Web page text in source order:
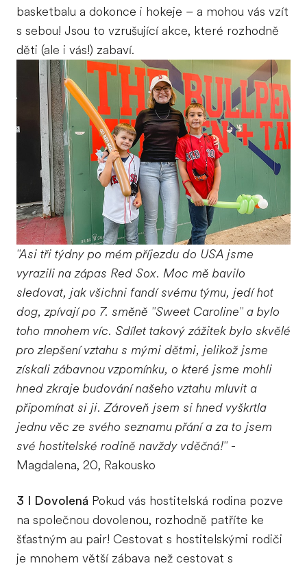
basketbalu a dokonce i hokeje – a mohou vás vzít
s sebou! Jsou to vzrušující akce, které rozhodně
děti (ale i vás!) zabaví.
"Asi tři týdny po mém příjezdu do USA jsme
vyrazili na zápas Red Sox. Moc mě bavilo
sledovat, jak všichni fandí svému týmu, jedí hot
dog, zpívají po 7. směně "Sweet Caroline" a bylo
toho mnohem víc. Sdílet takový zážitek bylo skvělé
pro zlepšení vztahu s mými dětmi, jelikož jsme
získali zábavnou vzpomínku, o které jsme mohli
hned zkraje budování našeho vztahu mluvit a
připomínat si ji. Zároveň jsem si hned vyškrtla
jednu věc ze svého seznamu přání a za to jsem
své hostitelské rodině navždy vděčná!" -
Magdalena, 20, Rakousko
3 I Dovolená Pokud vás hostitelská rodina pozve
na společnou dovolenou, rozhodně patříte ke
šťastným au pair! Cestovat s hostitelskými rodiči
je mnohem větší zábava než cestovat s